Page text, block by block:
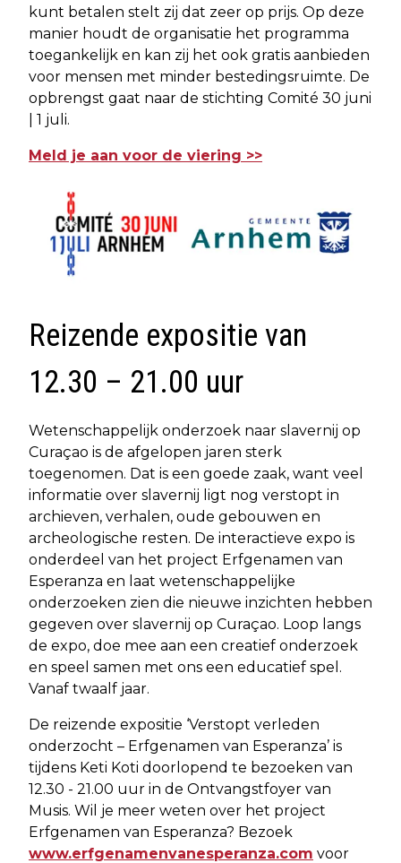
kunt betalen stelt zij dat zeer op prijs. Op deze
manier houdt de organisatie het programma
toegankelijk en kan zij het ook gratis aanbieden
voor mensen met minder bestedingsruimte. De
opbrengst gaat naar de stichting Comité 30 juni
| 1 juli.
Meld je aan voor de viering >>
Reizende expositie van
12.30 – 21.00 uur
Wetenschappelijk onderzoek naar slavernij op
Curaçao is de afgelopen jaren sterk
toegenomen. Dat is een goede zaak, want veel
informatie over slavernij ligt nog verstopt in
archieven, verhalen, oude gebouwen en
archeologische resten. De interactieve expo is
onderdeel van het project Erfgenamen van
Esperanza en laat wetenschappelijke
onderzoeken zien die nieuwe inzichten hebben
gegeven over slavernij op Curaçao. Loop langs
de expo, doe mee aan een creatief onderzoek
en speel samen met ons een educatief spel.
Vanaf twaalf jaar.
De reizende expositie ‘Verstopt verleden
onderzocht – Erfgenamen van Esperanza’ is
tijdens Keti Koti doorlopend te bezoeken van
12.30 - 21.00 uur in de Ontvangstfoyer van
Musis. Wil je meer weten over het project
Erfgenamen van Esperanza? Bezoek
www.erfgenamenvanesperanza.com voor